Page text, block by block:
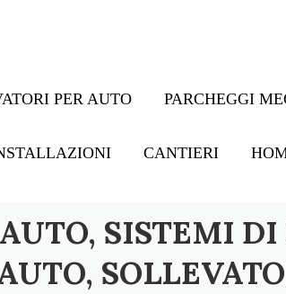
PER AUTO PARCHEGGI
CANTIERI
SISTEMI